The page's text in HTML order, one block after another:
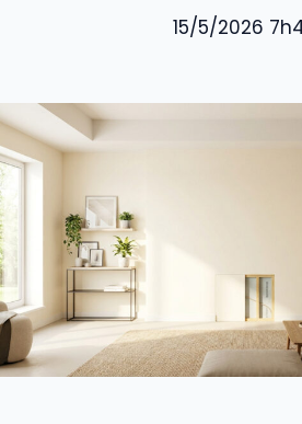
15/5/2026